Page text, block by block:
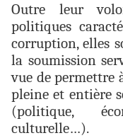
Outre leur
politiques
corruption, elles
la soumission
vue de permettre
pleine et entière
(politique,
culturelle…).